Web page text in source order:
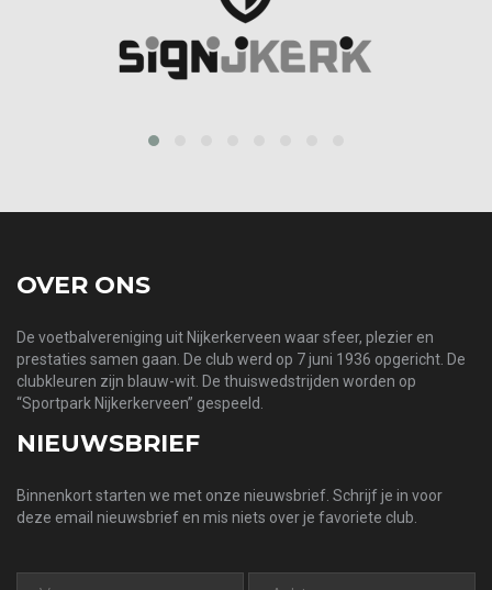
OVER ONS
De voetbalvereniging uit Nijkerkerveen waar sfeer, plezier en
prestaties samen gaan. De club werd op 7 juni 1936 opgericht. De
clubkleuren zijn blauw-wit. De thuiswedstrijden worden op
“Sportpark Nijkerkerveen” gespeeld.
NIEUWSBRIEF
Binnenkort starten we met onze nieuwsbrief. Schrijf je in voor
deze email nieuwsbrief en mis niets over je favoriete club.